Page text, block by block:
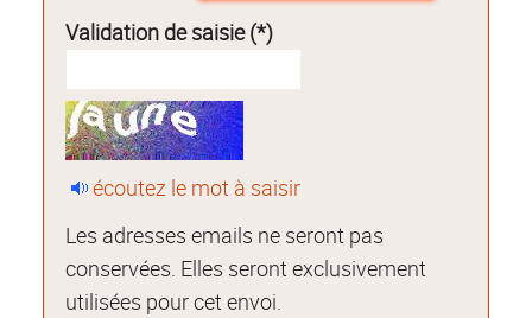
Validation de saisie (*)
écoutez le mot à saisir
Les adresses emails ne seront pas
conservées. Elles seront exclusivement
utilisées pour cet envoi.